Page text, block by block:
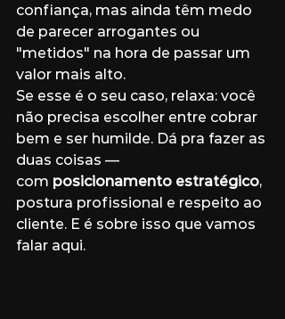
confiança, mas ainda têm medo
de parecer arrogantes ou
"metidos" na hora de passar um
valor mais alto.
Se esse é o seu caso, relaxa: você
não precisa escolher entre cobrar
bem e ser humilde. Dá pra fazer as
duas coisas —
com posicionamento estratégico,
postura profissional e respeito ao
cliente. E é sobre isso que vamos
falar aqui.